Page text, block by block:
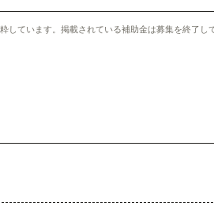
しています。掲載されている補助金は募集を終了し